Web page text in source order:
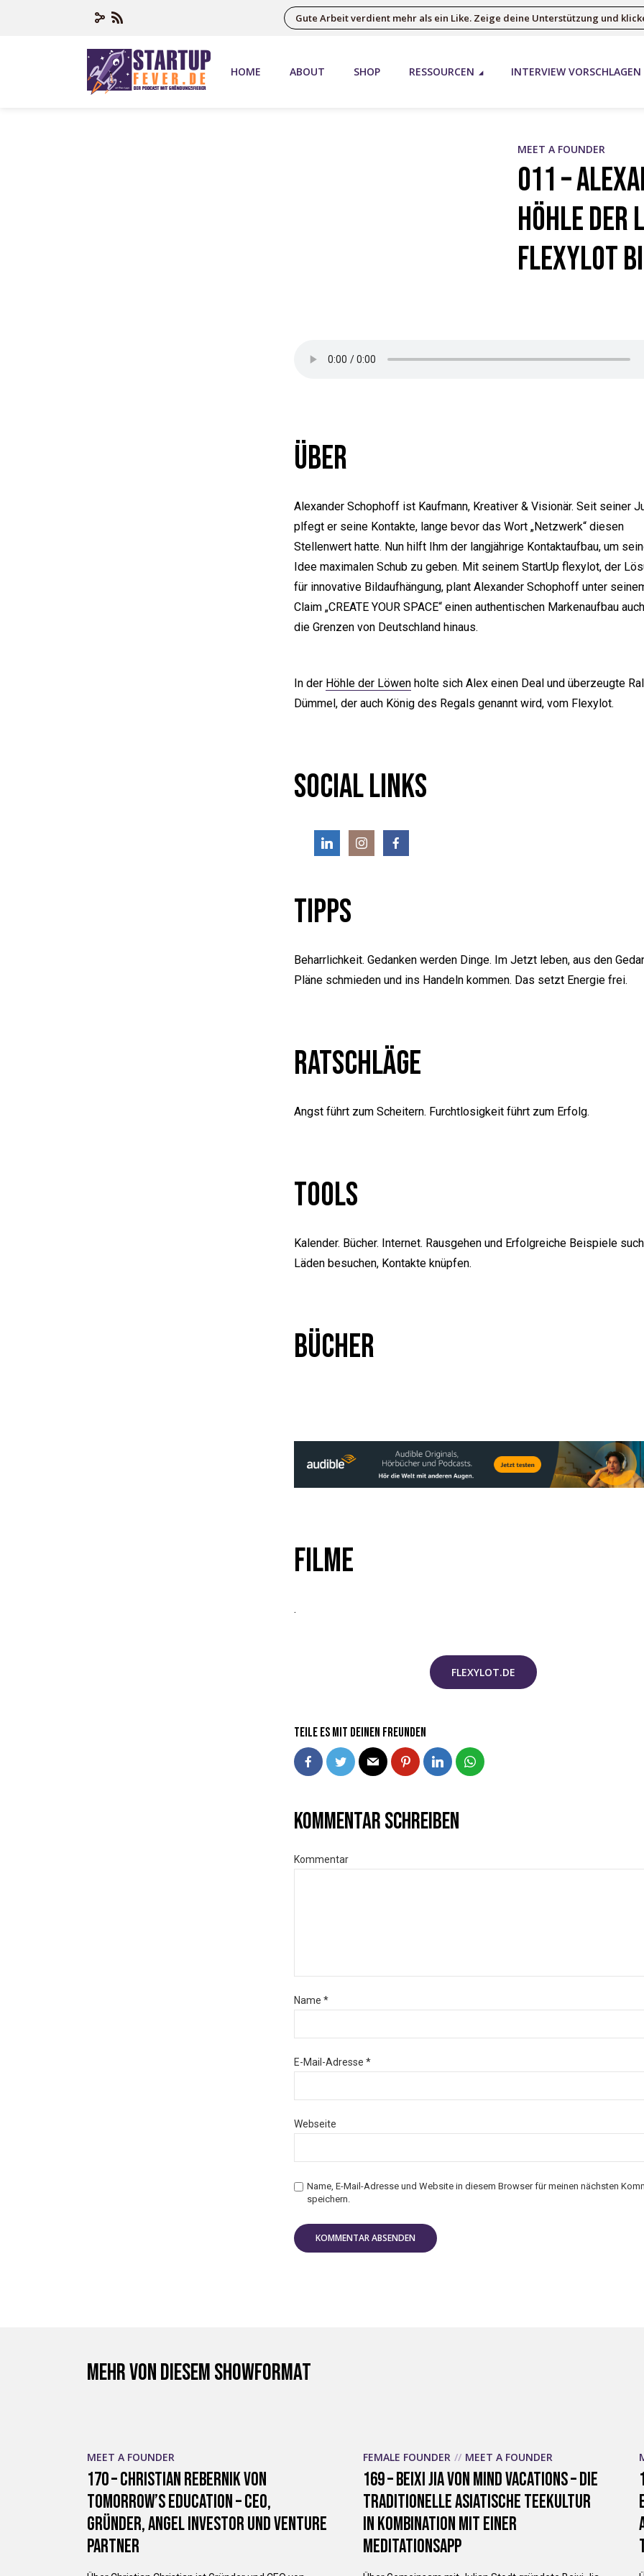
Gute Arbeit verdient mehr als ein Like. Zeige deine Unterstützung und
HOME ABOUT SHOP RESSOURCEN INTERVIEW
MEET A FOUNDER
011 –
Höhle der
Flexylot
Über
Alexander Schophoff ist Kaufmann, Kreativer & Visionär. Seit seiner
plfegt er seine Kontakte, lange bevor das Wort „Netzwerk“ diesen
Stellenwert hatte. Nun hilft Ihm der langjährige Kontaktaufbau, um
Idee maximalen Schub zu geben. Mit seinem StartUp flexylot, der
für innovative Bildaufhängung, plant Alexander Schophoff unter
Claim „CREATE YOUR SPACE“ einen authentischen Markenaufbau
die Grenzen von Deutschland hinaus.
In der Höhle der Löwen holte sich Alex einen Deal und überzeugte
Dümmel, der auch König des Regals genannt wird, vom Flexylot.
Social Links
Tipps
Beharrlichkeit. Gedanken werden Dinge. Im Jetzt leben, aus den
Pläne schmieden und ins Handeln kommen. Das setzt Energie frei.
Ratschläge
Angst führt zum Scheitern. Furchtlosigkeit führt zum Erfolg.
Tools
Kalender. Bücher. Internet. Rausgehen und Erfolgreiche Beispiele
Läden besuchen, Kontakte knüpfen.
Bücher
Filme
.
FLEXYLOT.DE
Teile es mit Deinen Freunden
Kommentar schreiben
Kommentar
Name *
E-Mail-Adresse *
Webseite
Name, E-Mail-Adresse und Website in diesem Browser für meinen nächsten
speichern.
Mehr von diesem Showformat
MEET A FOUNDER
170 – Christian Rebernik von
Tomorrow’s Education – CEO,
Gründer, Angel Investor und Venture
Partner
FEMALE FOUNDER MEET A FOUNDER
169 – Beixi Jia von MIND VACATIONS – Die
traditionelle asiatische Teekultur
in Kombination mit einer
Meditationsapp